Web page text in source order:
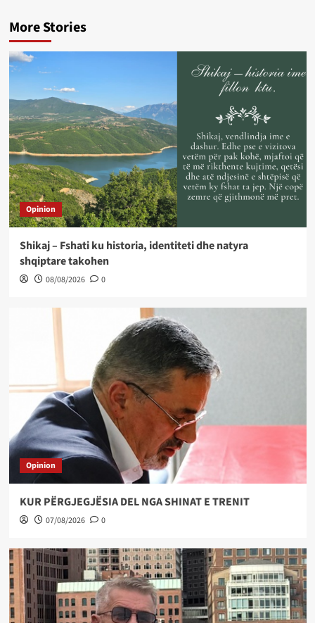
More Stories
Opinion
Shikaj – Fshati ku historia, identiteti dhe natyra
shqiptare takohen
08/08/2026 0
Opinion
KUR PËRGJEGJËSIA DEL NGA SHINAT E TRENIT
07/08/2026 0